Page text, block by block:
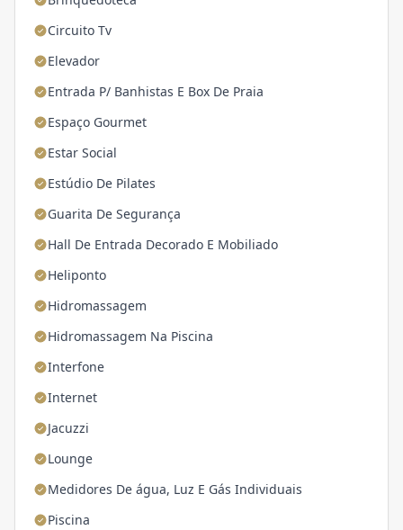
Circuito Tv
Elevador
Entrada P/ Banhistas E Box De Praia
Espaço Gourmet
Estar Social
Estúdio De Pilates
Guarita De Segurança
Hall De Entrada Decorado E Mobiliado
Heliponto
Hidromassagem
Hidromassagem Na Piscina
Interfone
Internet
Jacuzzi
Lounge
Medidores De água, Luz E Gás Individuais
Piscina